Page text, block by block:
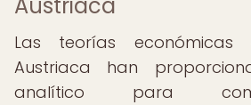
Las teorías
Austriaca han
analítico para